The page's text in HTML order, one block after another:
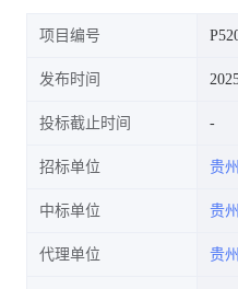
项目编号
发布时间
投标截止时间
招标单位 贵
中标单位 贵
代理单位 贵